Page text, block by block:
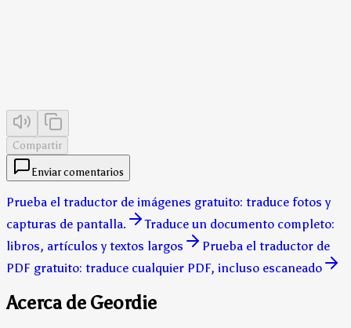
Compartir
Enviar comentarios
Prueba el traductor de imágenes gratuito: traduce fotos y
capturas de pantalla.
Traduce un documento completo:
libros, artículos y textos largos
Prueba el traductor de
PDF gratuito: traduce cualquier PDF, incluso escaneado
Acerca de Geordie